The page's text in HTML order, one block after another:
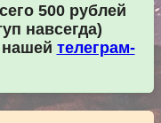
500 рублей
навсегда)
телеграм-